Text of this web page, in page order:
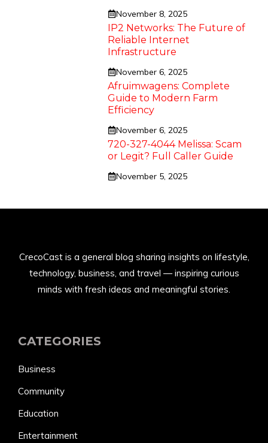
November 8, 2025
IP2 Networks: The Future of
Reliable Internet
Infrastructure
November 6, 2025
Afruimwagens: Complete
Guide to Modern Farm
Efficiency
November 6, 2025
720-327-4044 Melissa: Scam
or Legit? Full Caller Guide
November 5, 2025
CrecoCast is a general blog sharing insights on lifestyle,
technology, business, and travel — inspiring curious
minds with fresh ideas and meaningful stories.
CATEGORIES
Business
Community
Education
Entertainment